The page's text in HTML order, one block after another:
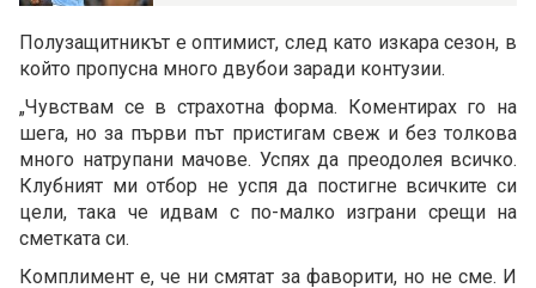
Полузащитникът е оптимист, след като изкара сезон, в
който пропусна много двубои заради контузии.
„Чувствам се в страхотна форма. Коментирах го на
шега, но за първи път пристигам свеж и без толкова
много натрупани мачове. Успях да преодолея всичко.
Клубният ми отбор не успя да постигне всичките си
цели, така че идвам с по-малко изграни срещи на
сметката си.
Комплимент е, че ни смятат за фаворити, но не сме. И